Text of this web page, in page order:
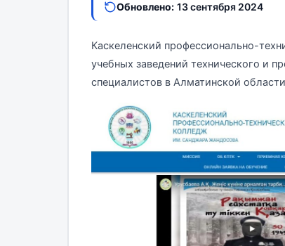
Обновлено: 13 сентября 2024
Каскеленский профессионально-
учебных заведений технического и
специалистов в Алматинской